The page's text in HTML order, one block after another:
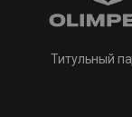
Титульный